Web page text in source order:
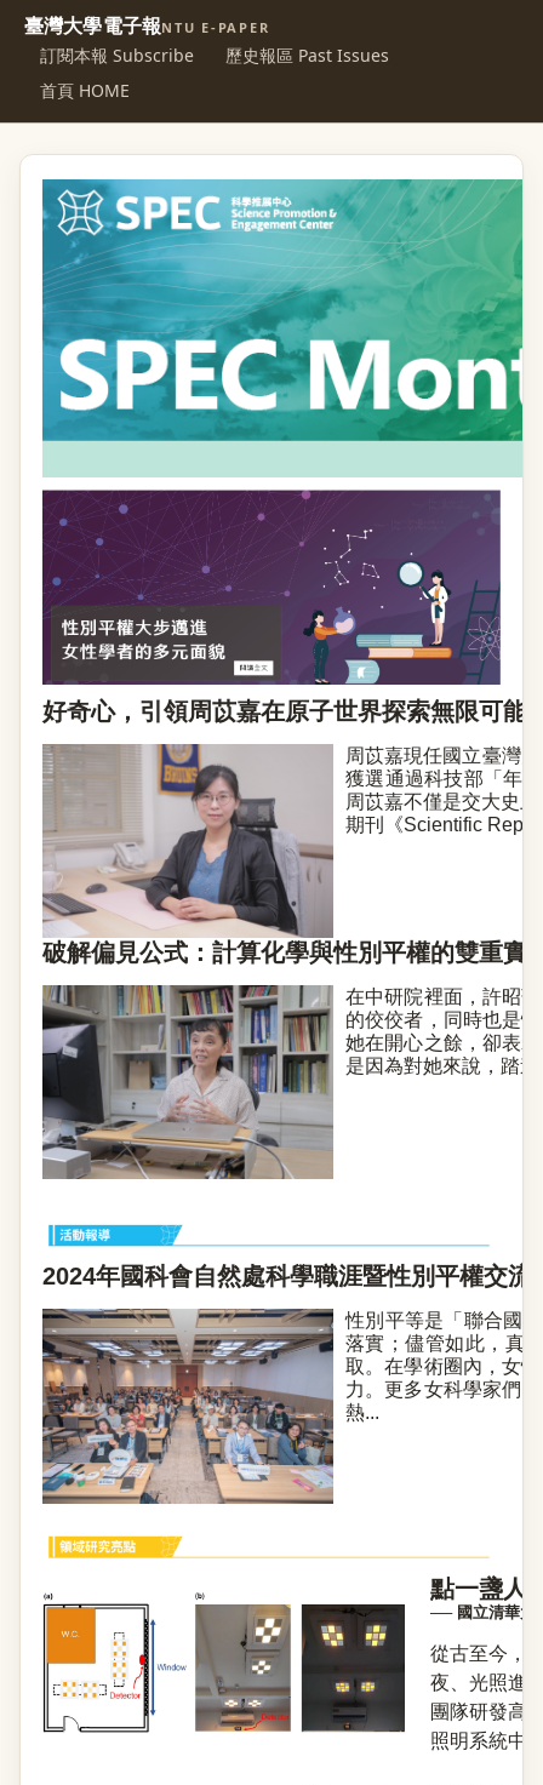
臺灣大學電子報NTU E-PAPER
訂閱本報 Subscribe
歷史報區 Past Issues
首頁 HOME
好奇心，引領周苡嘉在原子世界探索無限可能
周苡嘉現任國立臺灣
獲選通過科技部「年
周苡嘉不僅是交大史
期刊《Scientific
破解偏見公式：計算化學與性別平權的雙重實
在中研院裡面，許昭
的佼佼者，同時也是
她在開心之餘，卻表
是因為對她來說，踏
2024年國科會自然處科學職涯暨性別平權交流
性別平等是「聯合國
落實；儘管如此，真
取。在學術圈內，女
力。更多女科學家們
熱...
點一盞人
── 國立清華大
從古至今，
夜、光照進
團隊研發高
照明系統中